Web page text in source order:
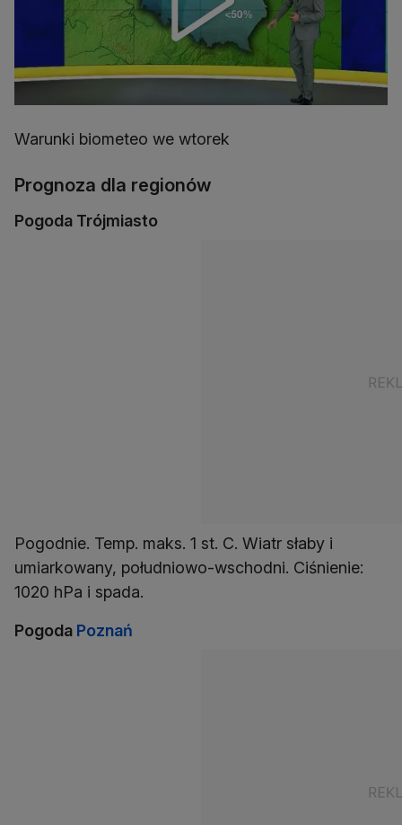
Warunki biometeo we wtorek
Prognoza dla regionów
Pogoda Trójmiasto
Pogodnie. Temp. maks. 1 st. C. Wiatr słaby i
umiarkowany, południowo-wschodni. Ciśnienie:
1020 hPa i spada.
Pogoda Poznań